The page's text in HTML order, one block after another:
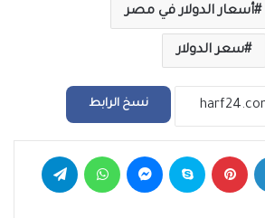
أسعار الدولار في مصر
سعر الدولار
نسخ الرابط
لينكدإن بينتيريست سكايب ماسنجر واتساب